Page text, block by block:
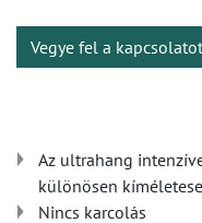
Vegye fel a
Az ultrahang
különösen
Nincs karcolás